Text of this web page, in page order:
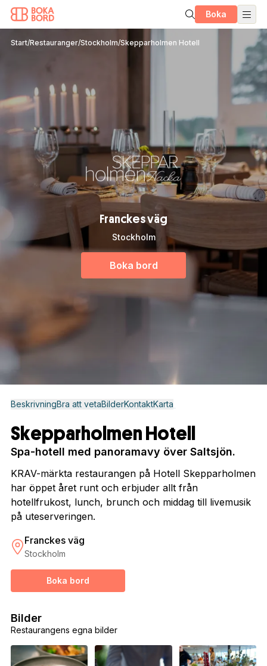
Boka
Start/Restauranger/Stockholm/Skepparholmen Hotell
Franckes väg
Stockholm
Boka bord
BeskrivningBra att vetaBilderKontaktKarta
Skepparholmen Hotell
Spa-hotell med panoramavy över Saltsjön.
KRAV-märkta restaurangen på Hotell Skepparholmen
har öppet året runt och erbjuder allt från
hotellfrukost, lunch, brunch och middag till livemusik
på uteserveringen.
Franckes väg
Stockholm
Boka bord
Restaurangens egna bilder
Bilder